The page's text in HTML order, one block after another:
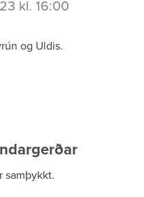
kl. 16:00
og Uldis.
samþykkt.